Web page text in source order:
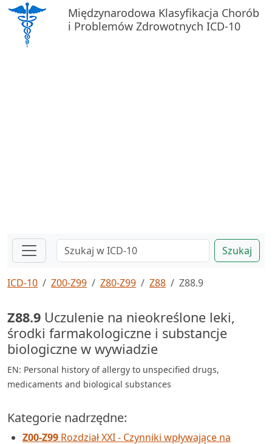
Międzynarodowa Klasyfikacja Chorób
i Problemów Zdrowotnych ICD-10
Szukaj
ICD-10 Z00-Z99 Z80-Z99 Z88 Z88.9
Z88.9 Uczulenie na nieokreślone leki,
środki farmakologiczne i substancje
biologiczne w wywiadzie
EN: Personal history of allergy to unspecified drugs,
medicaments and biological substances
Kategorie nadrzędne:
Z00-Z99 Rozdział XXI - Czynniki wpływające na